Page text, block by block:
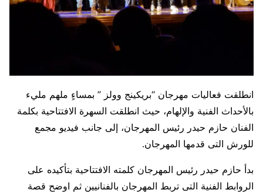
انطلقت فعاليات مهرجان “بريكينج وولز ” بمساءٍ ملهم مليء
بالأحداث الفنية والإلهام، حيث انطلقت السهرة الافتتاحية بكلمة
الفنان حازم حيدر رئيس المهرجان، إلى جانب فيديو مجمع
للورش التى قدمها المهرجان.
بدأ حازم حيدر رئيس المهرجان كلمته الافتتاحية بتأكيده على
الروابط الفنية التى تربط المهرجان بالفنانيين ثم اوضح قصة